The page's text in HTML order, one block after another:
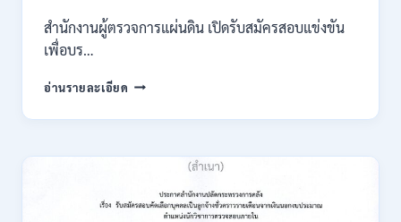
สูงสุด
15
2569
สำนักงานผู้ตรวจการแผ่นดิน เปิดรับสมัครสอบแข่งขัน
เพื่อบร…
อ่านรายละเอียด สำนักงาน
ตรวจ
แผ่น
รับ